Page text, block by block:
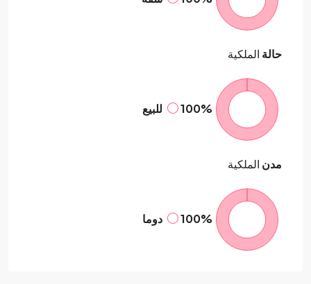
حالة الملكية
100% للبيع
مدن الملكية
100% دوما